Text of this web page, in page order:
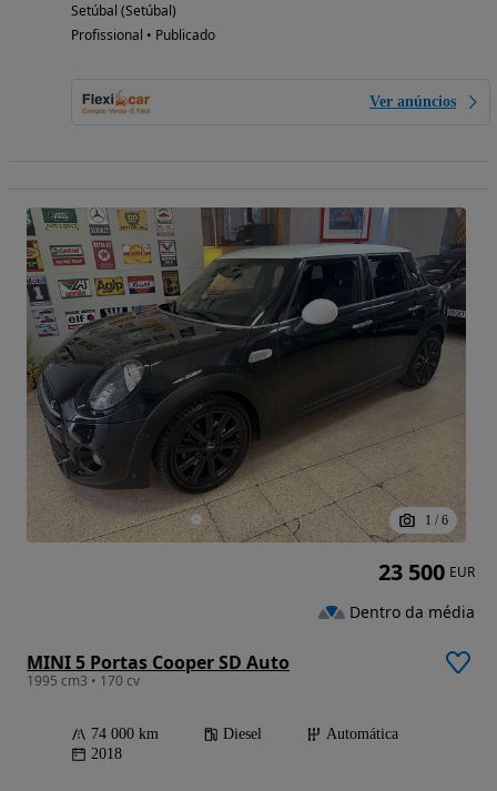
Setúbal (Setúbal)
Profissional • Publicado
Ver anúncios
1 / 6
MINI 5 Portas Cooper SD Auto
1995 cm3 • 170 cv
74 000 km Diesel
Automática
2018
23 500 EUR
Dentro da média